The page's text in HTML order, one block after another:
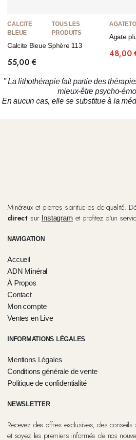
CALCITE
BLEUE
TOUS LES
PRODUITS
Calcite Bleue Sphère 113
55,00€
AGATE
Agate
48,00
" La lithothérapie fait partie des
mieux-être psycho-
En aucun cas, elle se substitue à la
Minéraux et pierres spirituelles de qualité.
direct sur Instagram et profitez d’un
NAVIGATION
Accueil
ADN Minéral
À Propos
Contact
Mon compte
Ventes en Live
INFORMATIONS LÉGALES
Mentions Légales
Conditions générale de vente
Politique de confidentialité
NEWSLETTER
Recevez des offres exclusives, des
et soyez les premiers informés de nos